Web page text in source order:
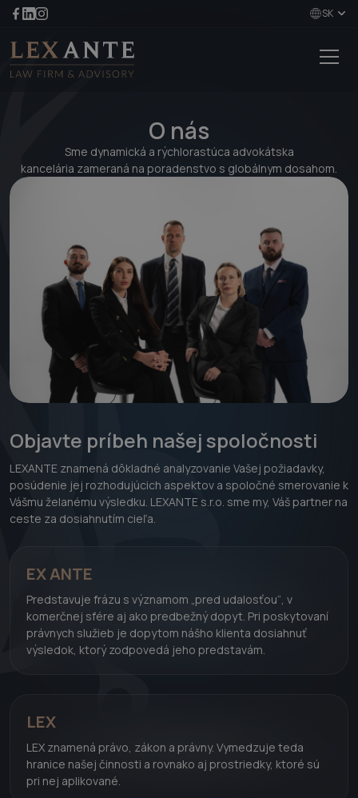
SK
O nás
Sme dynamická a rýchlorastúca advokátska
kancelária zameraná na poradenstvo s globálnym dosahom.
Objavte príbeh našej spoločnosti
LEXANTE znamená dôkladné analyzovanie Vašej požiadavky,
posúdenie jej rozhodujúcich aspektov a spoločné smerovanie k
Vášmu želanému výsledku. LEXANTE s.r.o. sme my, Váš partner na
ceste za dosiahnutím cieľa.
EX ANTE
Predstavuje frázu s významom „pred udalosťou“, v
komerčnej sfére aj ako predbežný dopyt. Pri poskytovaní
právnych služieb je dopytom nášho klienta dosiahnuť
výsledok, ktorý zodpovedá jeho predstavám.
LEX
LEX znamená právo, zákon a právny. Vymedzuje teda
hranice našej činnosti a rovnako aj prostriedky, ktoré sú
pri nej aplikované.